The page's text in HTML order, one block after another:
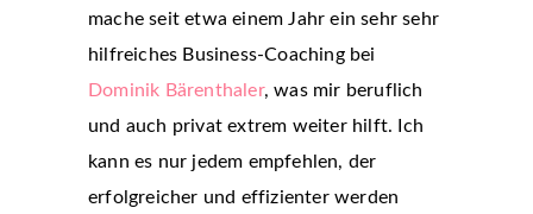
mache seit etwa einem Jahr ein sehr sehr
hilfreiches Business-Coaching bei
Dominik Bärenthaler, was mir beruflich
und auch privat extrem weiter hilft. Ich
kann es nur jedem empfehlen, der
erfolgreicher und effizienter werden